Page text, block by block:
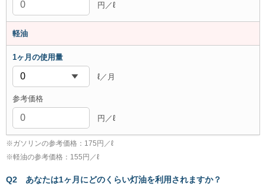
円／ℓ
軽油
ℓ／月
円／ℓ
※ガソリンの参考価格：175円／ℓ
※軽油の参考価格：155円／ℓ
Q2 あなたは1ヶ月にどのくらい灯油を利用されますか？